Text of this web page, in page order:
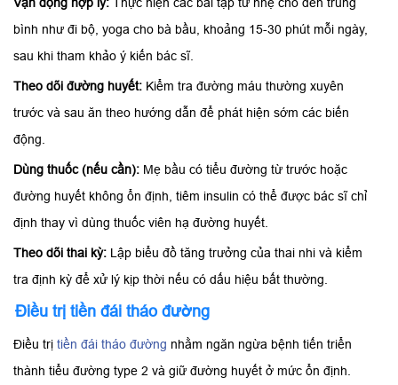
bình như đi bộ, yoga cho bà bầu, khoảng 15-30 phút mỗi ngày,
sau khi tham khảo ý kiến bác sĩ.
Theo dõi đường huyết: Kiểm tra đường máu thường xuyên
trước và sau ăn theo hướng dẫn để phát hiện sớm các biến
động.
Dùng thuốc (nếu cần): Mẹ bầu có tiểu đường từ trước hoặc
đường huyết không ổn định, tiêm insulin có thể được bác sĩ chỉ
định thay vì dùng thuốc viên hạ đường huyết.
Theo dõi thai kỳ: Lập biểu đồ tăng trưởng của thai nhi và kiểm
tra định kỳ để xử lý kịp thời nếu có dấu hiệu bất thường.
Điều trị tiền đái tháo đường
Điều trị tiền đái tháo đường nhằm ngăn ngừa bệnh tiến triển
thành tiểu đường type 2 và giữ đường huyết ở mức ổn định.